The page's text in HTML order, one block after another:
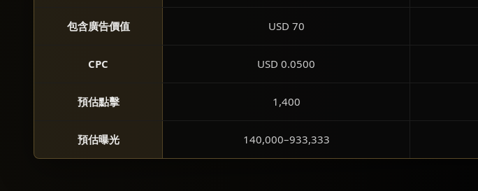
包含廣告價值 USD 70
CPC USD 0.0500
預估點擊 1,400
預估曝光 140,000–933,333